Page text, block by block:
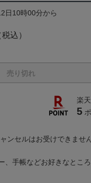
日10時00分から
込）
売り切れ
楽
5
ンセルはお受けできません
、手帳などお好きなとこ